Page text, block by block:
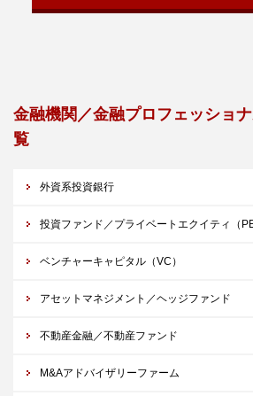
金融機関／金融プロフェッショ
覧
外資系投資銀行
投資ファンド／プライベートエクイティ（PE
ベンチャーキャピタル（VC）
アセットマネジメント／ヘッジファンド
不動産金融／不動産ファンド
M&Aアドバイザリーファーム